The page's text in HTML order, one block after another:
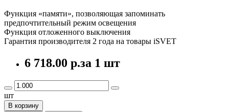
Функция «памяти», позволяющая запоминать
предпочтительный режим освещения
Функция отложенного выключения
Гарантия производителя 2 года на товары iSVET
6 718.00 р.за 1 шт
шт
В корзину